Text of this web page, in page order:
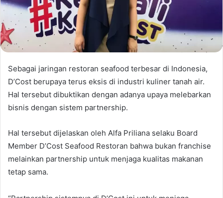
Sebagai jaringan restoran seafood terbesar di Indonesia,
D’Cost berupaya terus eksis di industri kuliner tanah air.
Hal tersebut dibuktikan dengan adanya upaya melebarkan
bisnis dengan sistem partnership.
Hal tersebut dijelaskan oleh Alfa Priliana selaku Board
Member D’Cost Seafood Restoran bahwa bukan franchise
melainkan partnership untuk menjaga kualitas makanan
tetap sama.